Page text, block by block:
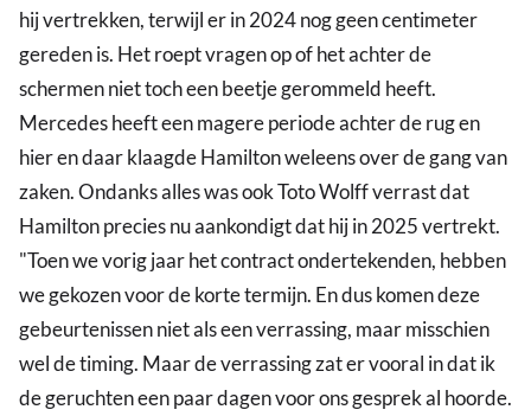
hij vertrekken, terwijl er in 2024 nog geen centimeter
gereden is. Het roept vragen op of het achter de
schermen niet toch een beetje gerommeld heeft.
Mercedes heeft een magere periode achter de rug en
hier en daar klaagde Hamilton weleens over de gang van
zaken. Ondanks alles was ook Toto Wolff verrast dat
Hamilton precies nu aankondigt dat hij in 2025 vertrekt.
"Toen we vorig jaar het contract ondertekenden, hebben
we gekozen voor de korte termijn. En dus komen deze
gebeurtenissen niet als een verrassing, maar misschien
wel de timing. Maar de verrassing zat er vooral in dat ik
de geruchten een paar dagen voor ons gesprek al hoorde.